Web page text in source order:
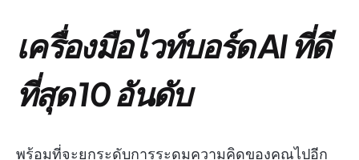
เครื่องมือไวท์บอร์ด AI ที่ดี
ที่สุด 10 อันดับ
พร้อมที่จะยกระดับการระดมความคิดของคุณไปอีก